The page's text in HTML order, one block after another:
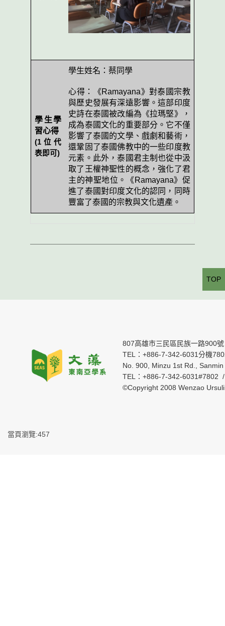
學生學
習心得
(1 位代
表即可)
學生姓名：蔡同學
心得：《Ramayana》對泰國宗教
與歷史發展有深遠影響。這部印度
史詩在泰國被改編為《拉瑪堅》，
成為泰國文化的重要部分。它不僅
影響了泰國的文學、戲劇和藝術，
還鞏固了泰國佛教中的一些印度教
元素。此外，泰國君主制也從中汲
取了王權神聖性的概念，強化了君
主的神聖地位。《 Ramayana》促
進了泰國對印度文化的認同，同時
豐富了泰國的宗教與文化遺產。
807高雄市三民區民族一路900號
TEL：+886-7-342-6031分機
No. 900, Minzu 1st Rd.,
TEL：+886-7-342-6031#7802
©Copyright 2008 Wenzao
當頁瀏覽:457
TOP